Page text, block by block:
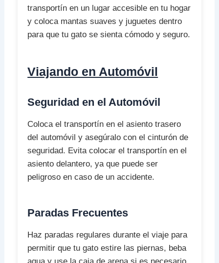
transportín en un lugar accesible en tu hogar
y coloca mantas suaves y juguetes dentro
para que tu gato se sienta cómodo y seguro.
Viajando en Automóvil
Seguridad en el Automóvil
Coloca el transportín en el asiento trasero
del automóvil y asegúralo con el cinturón de
seguridad. Evita colocar el transportín en el
asiento delantero, ya que puede ser
peligroso en caso de un accidente.
Paradas Frecuentes
Haz paradas regulares durante el viaje para
permitir que tu gato estire las piernas, beba